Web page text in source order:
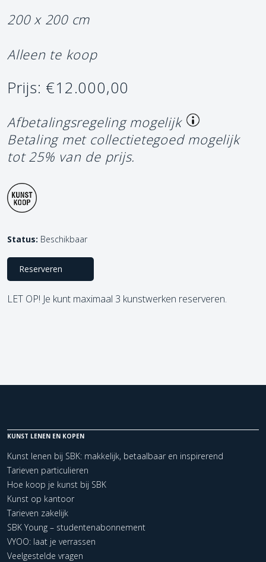
200 x 200 cm
Alleen te koop
Prijs: €12.000,00
Afbetalingsregeling mogelijk
Betaling met collectietegoed mogelijk
tot 25% van de prijs.
Status: Beschikbaar
Reserveren
LET OP! Je kunt maximaal 3 kunstwerken reserveren.
KUNST LENEN EN KOPEN
Kunst lenen bij SBK: makkelijk, betaalbaar en inspirerend
Tarieven particulieren
Hoe koop je kunst bij SBK
Kunst op kantoor
Tarieven zakelijk
SBK Young – studentenabonnement
VYOO: laat je verrassen
Veelgestelde vragen